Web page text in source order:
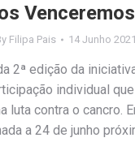
Filipa Pais 14 Junho 2021
2ª edição da
individual
contra o cancro.
a 24 de junho